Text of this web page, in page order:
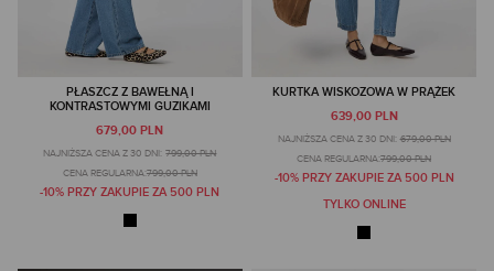
PŁASZCZ Z BAWEŁNĄ I
KONTRASTOWYMI GUZIKAMI
679,00 PLN
NAJNIŻSZA CENA Z 30 DNI: 799,00 PLN
CENA REGULARNA:799,00 PLN
-10% PRZY ZAKUPIE ZA 500 PLN
KURTKA WISKOZOWA W PRĄŻEK
639,00 PLN
NAJNIŻSZA CENA Z 30 DNI: 679,00 PLN
CENA REGULARNA:799,00 PLN
-10% PRZY ZAKUPIE ZA 500 PLN
TYLKO ONLINE